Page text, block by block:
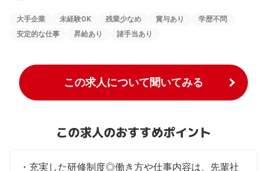
大手企業 未経験OK 残業少なめ 賞与あり
学歴不問
安定的な仕事
昇給あり 諸手当あり
この求人について聞いてみる
この求人のおすすめポイント
・充実した研修制度◎働き方や仕事内容は、先輩社